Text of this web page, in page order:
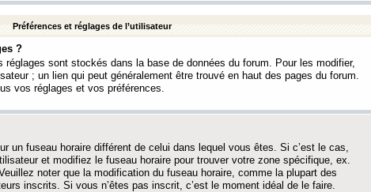
Préférences et réglages de l’utilisateur
?
sont stockés dans la base de données du forum. Pour les modifier,
; un lien qui peut généralement être trouvé en haut des pages du forum.
vos réglages et vos préférences.
un fuseau horaire différent de celui dans lequel vous êtes. Si c’est le cas,
et modifiez le fuseau horaire pour trouver votre zone spécifique, ex.
noter que la modification du fuseau horaire, comme la plupart des
inscrits. Si vous n’êtes pas inscrit, c’est le moment idéal de le faire.